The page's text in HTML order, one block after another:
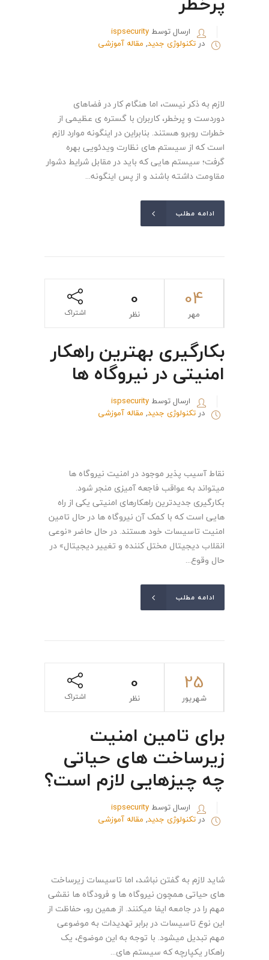
ارسال توسط ispsecurity
در تکنولوژی جدید, مقاله آموزشی
لازم به ذکر نیست، اما هنگام کار در فضاهای
دوردست و پرخطر، کاربران با گستره ی عظیمی از
خطرات روبرو هستند. بنابراین در اینگونه موارد لازم
است که از سیستم های نظارت ویدئویی بهره
گرفت؛ سیستم هایی که باید در مقابل شرایط دشوار
مقاومت داشته باشند و از پس اینگونه...
ادامه مطلب
04
مهر
0
نظر اشتراک
بکارگیری بهترین راهکار
امنیتی در نیروگاه ها
ارسال توسط ispsecurity
در تکنولوژی جدید, مقاله آموزشی
نقاط آسیب پذیر موجود در امنیت نیروگاه ها
میتواند به عواقب فاجعه آمیزی منجر شود.
بکارگیری جدیدترین راهکارهای امنیتی یکی از راه
هایی است که با کمک آن نیروگاه ها در حال تامین
امنیت تاسیسات خود هستند. در حال حاضر «نوعی
انقلاب دیجیتال مختل کننده و تغییر دیجیتال» در
حال وقوع...
ادامه مطلب
25
شهریور
0
نظر اشتراک
برای تامین امنیت
زیرساخت های حیاتی
چه چیزهایی لازم است؟
ارسال توسط ispsecurity
در تکنولوژی جدید, مقاله آموزشی
شاید لازم به گفتن نباشد، اما تاسیسات زیرساخت
های حیاتی همچون نیروگاه ها و فرودگاه ها نقشی
مهم را در جامعه ایفا میکنند. از همین رو، حفاظت از
این نوع تاسیسات در برابر تهدیدات به موضوعی
مهم تبدیل میشود. با توجه به این موضوع، یک
راهکار یکپارچه که سیستم های...